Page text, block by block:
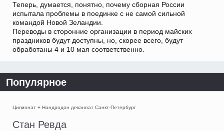
Теперь, думается, понятно, почему сборная России
испытала проблемы в поединке с не самой сильной
командой Новой Зеландии.
Переводы в сторонние организации в период майских
праздников будут доступны, но, скорее всего, будут
обработаны 4 и 10 мая соответственно.
Популярное
Ципионат + Нандродон деканоат Санкт-Петербург
Стан Ревда